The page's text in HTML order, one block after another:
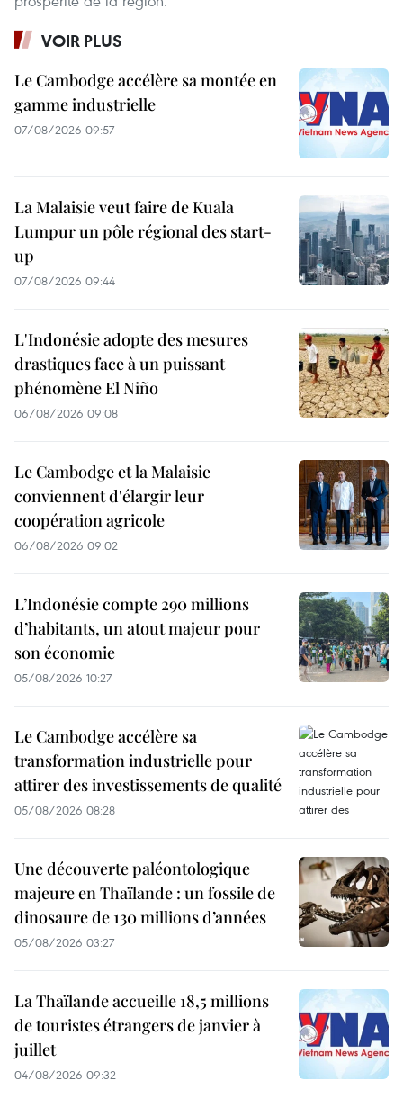
VOIR PLUS
Le Cambodge accélère sa montée en
gamme industrielle
07/08/2026 09:57
La Malaisie veut faire de Kuala
Lumpur un pôle régional des start-
up
07/08/2026 09:44
L'Indonésie adopte des mesures
drastiques face à un puissant
phénomène El Niño
06/08/2026 09:08
Le Cambodge et la Malaisie
conviennent d'élargir leur
coopération agricole
06/08/2026 09:02
L’Indonésie compte 290 millions
d’habitants, un atout majeur pour
son économie
05/08/2026 10:27
Le Cambodge accélère sa
transformation industrielle pour
attirer des investissements de qualité
05/08/2026 08:28
Une découverte paléontologique
majeure en Thaïlande : un fossile de
dinosaure de 130 millions d’années
05/08/2026 03:27
La Thaïlande accueille 18,5 millions
de touristes étrangers de janvier à
juillet
04/08/2026 09:32